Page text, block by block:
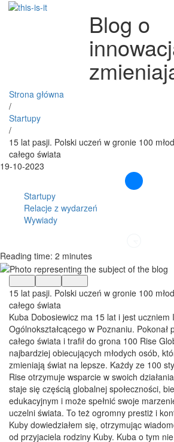
Blog o
Strona główna
/
Startupy
/
15 lat pasji. Polski uczeń w gronie 100
całego świata
19-10-2023
Startupy
Relacje z wydarzeń
Wywiady
Reading time: 2 minutes
15 lat pasji. Polski uczeń w gronie 100
całego świata
Kuba Dobosiewicz ma 15 lat i jest uczniem
Ogólnokształcącego w Poznaniu.
całego świata i trafił do grona 100 Rise
najbardziej obiecujących młodych osób,
zmieniają świat na lepsze. Każdy ze 100
Rise otrzymuje wsparcie w swoich
staje się częścią globalnej społeczności,
edukacyjnym i może spełnić swoje
uczelni świata. To też ogromny prestiż i
Kuby dowiedziałem się, otrzymując
od przyjaciela rodziny Kuby. Kuba o tym